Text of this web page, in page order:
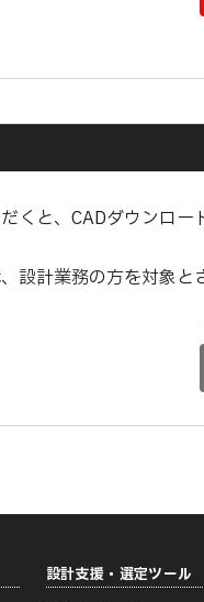
くと、CADダウンロ
設計業務の方を対象と
設計支援・選定ツール